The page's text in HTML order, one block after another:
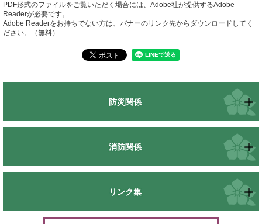
PDF形式のファイルをご覧いただく場合には、Adobe社が提供するAdobe
Readerが必要です。
Adobe Readerをお持ちでない方は、バナーのリンク先からダウンロードしてく
ださい。（無料）
防災関係
消防関係
リンク集